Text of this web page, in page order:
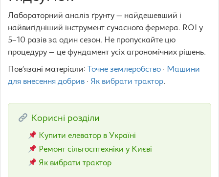
Лабораторний аналіз ґрунту — найдешевший і
найвигідніший інструмент сучасного фермера. ROI у
5–10 разів за один сезон. Не пропускайте цю
процедуру — це фундамент усіх агрономічних рішень.
Пов’язані матеріали: Точне землеробство · Машини
для внесення добрив · Як вибрати трактор.
Корисні розділи
Купити елеватор в Україні
Ремонт сільгосптехніки у Києві
Як вибрати трактор